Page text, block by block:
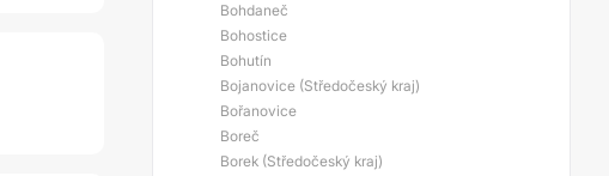
Bohdaneč
Bohostice
Bohutín
Bojanovice (Středočeský kraj)
Bořanovice
Boreč
Borek (Středočeský kraj)